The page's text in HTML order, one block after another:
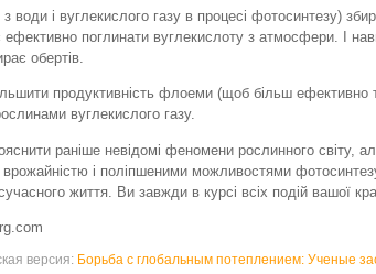
і вуглекислого газу в процесі фотосинтезу)
поглинати вуглекислоту з атмосфери. І
обертів.
продуктивність флоеми (щоб більш ефективно
вуглекислого газу.
раніше невідомі феномени рослинного світу,
врожайністю і поліпшеними можливостями
життя. Ви завжди в курсі всіх подій вашої
версия: Борьба с глобальным потеплением: Ученые